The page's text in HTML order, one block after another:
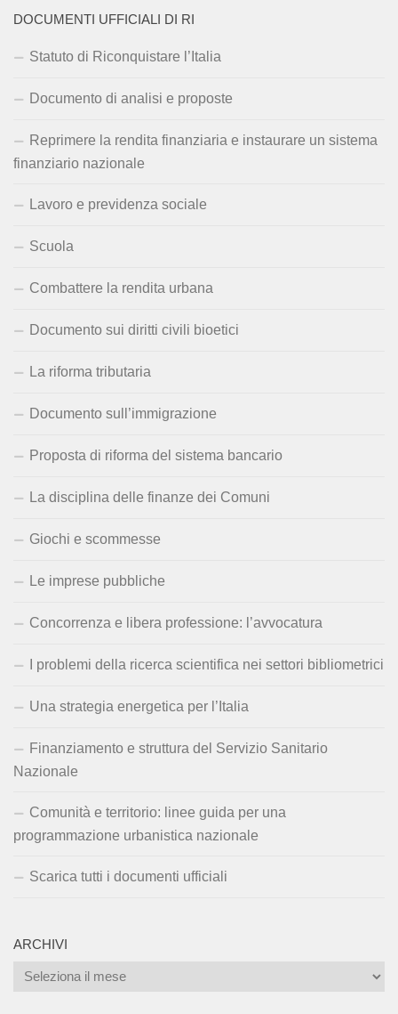
DOCUMENTI UFFICIALI DI RI
Statuto di Riconquistare l’Italia
Documento di analisi e proposte
Reprimere la rendita finanziaria e instaurare un sistema
finanziario nazionale
Lavoro e previdenza sociale
Scuola
Combattere la rendita urbana
Documento sui diritti civili bioetici
La riforma tributaria
Documento sull’immigrazione
Proposta di riforma del sistema bancario
La disciplina delle finanze dei Comuni
Giochi e scommesse
Le imprese pubbliche
Concorrenza e libera professione: l’avvocatura
I problemi della ricerca scientifica nei settori bibliometrici
Una strategia energetica per l’Italia
Finanziamento e struttura del Servizio Sanitario
Nazionale
Comunità e territorio: linee guida per una
programmazione urbanistica nazionale
Scarica tutti i documenti ufficiali
ARCHIVI
Archivi